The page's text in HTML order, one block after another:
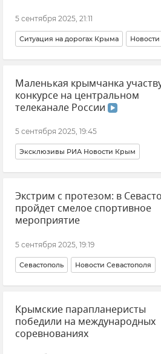
5 сентября 2025, 21:11
Ситуация на дорогах Крыма
Очереди на Крымском мосту
Крым Тамань Керчь
Маленькая крымчанка
конкурсе на центральном
телеканале России
5 сентября 2025, 19:45
Эксклюзивы РИА Новости Крым
Вокальный конкурс "Ты супер!"
Новости Крыма Дарина Мигаль
Общество
Экстрим с протезом: в
пройдет смелое спортивное
мероприятие
5 сентября 2025, 19:19
Севастополь Новости Севастополя
Инвалидность Протезирование
Крымские парапланеристы
победили на международных
соревнованиях